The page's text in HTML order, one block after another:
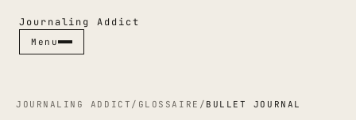
Journaling Addict
Menu
JOURNALING ADDICT / GLOSSAIRE / BULLET JOURNAL